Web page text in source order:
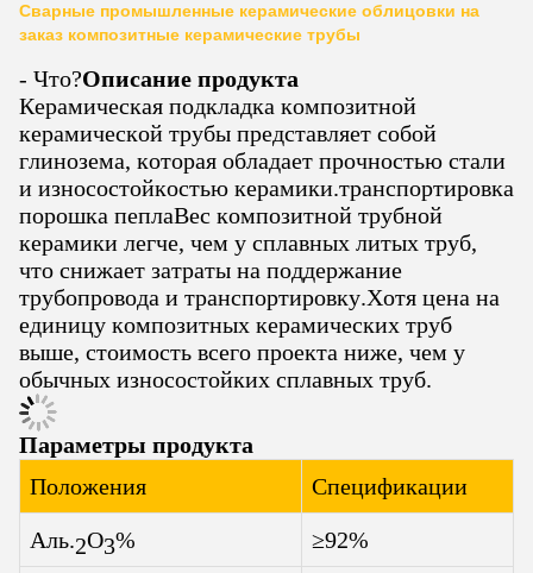
Сварные промышленные керамические облицовки на
заказ композитные керамические трубы
- Что?Описание продукта
Керамическая подкладка композитной
керамической трубы представляет собой
глинозема, которая обладает прочностью стали
и износостойкостью керамики.транспортировка
порошка пеплаВес композитной трубной
керамики легче, чем у сплавных литых труб,
что снижает затраты на поддержание
трубопровода и транспортировку.Хотя цена на
единицу композитных керамических труб
выше, стоимость всего проекта ниже, чем у
обычных износостойких сплавных труб.
Параметры продукта
Положения
Спецификации
Аль.2О3% ≥92%